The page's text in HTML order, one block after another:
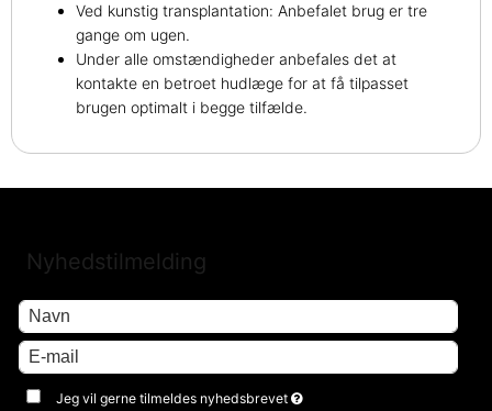
Ved kunstig transplantation: Anbefalet brug er tre
gange om ugen.
Under alle omstændigheder anbefales det at
kontakte en betroet hudlæge for at få tilpasset
brugen optimalt i begge tilfælde.
Nyhedstilmelding
Jeg vil gerne tilmeldes nyhedsbrevet